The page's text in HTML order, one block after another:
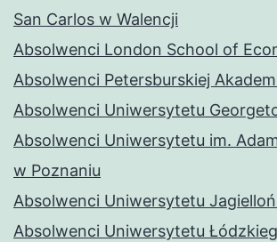
San Carlos w Walencji
Absolwenci London School of
Absolwenci Petersburskiej
Absolwenci Uniwersytetu
Absolwenci Uniwersytetu im.
w Poznaniu
Absolwenci Uniwersytetu
Absolwenci Uniwersytetu